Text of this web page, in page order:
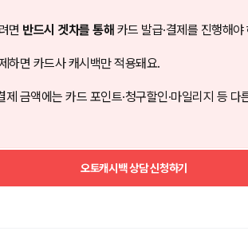
면 반드시 겟차를 통해 카드 발급·결제를 진행해야
하면 카드사 캐시백만 적용돼요.
제 금액에는 카드 포인트·청구할인·마일리지 등
오토캐시백 상담 신청하기